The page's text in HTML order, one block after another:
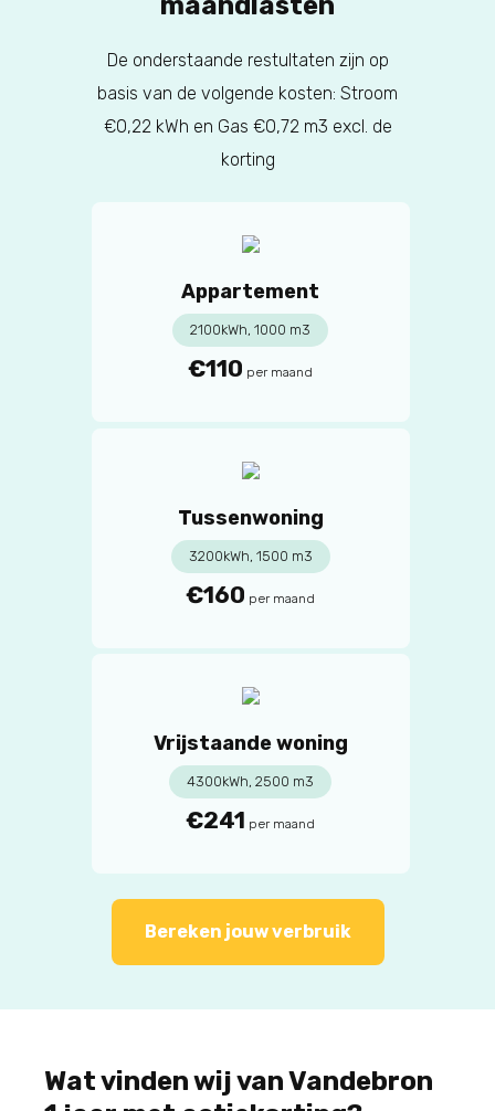
De onderstaande restultaten zijn op
basis van de volgende kosten: Stroom
€0,22 kWh en Gas €0,72 m3 excl. de
korting
Appartement
2100kWh, 1000 m3
€110 per maand
Tussenwoning
3200kWh, 1500 m3
€160 per maand
Vrijstaande woning
4300kWh, 2500 m3
€241 per maand
Bereken jouw verbruik
Wat vinden wij van Vandebron